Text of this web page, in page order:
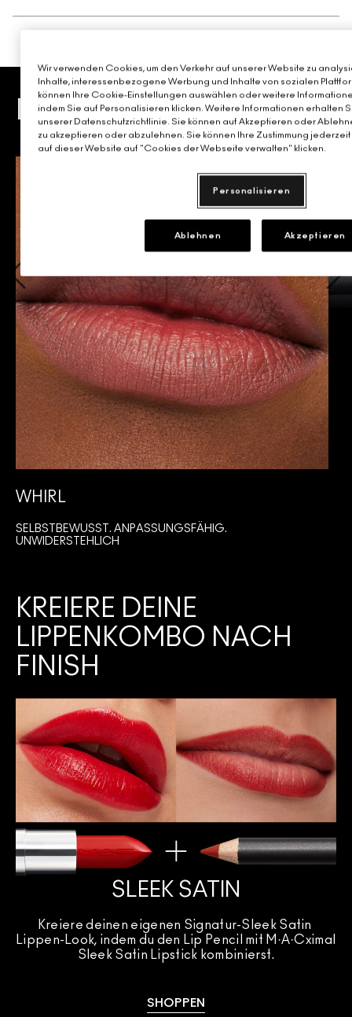
KAUF DIR DIE IKONEN
WHIRL
SELBSTBEWUSST. ANPASSUNGSFÄHIG.
UNWIDERSTEHLICH
KREIERE DEINE
LIPPENKOMBO NACH
FINISH
SLEEK SATIN
Kreiere deinen eigenen Signatur-Sleek Satin
Lippen-Look, indem du den Lip Pencil mit M·A·Cximal
Sleek Satin Lipstick kombinierst.
SHOPPEN
Wir verwenden Cookies, um den Verkehr auf unserer Website zu
Inhalte, interessenbezogene Werbung und Inhalte von sozialen
können Ihre Cookie-Einstellungen auswählen oder weitere
indem Sie auf Personalisieren klicken. Weitere Informationen erhalten
unserer Datenschutzrichtlinie. Sie können auf Akzeptieren oder
zu akzeptieren oder abzulehnen. Sie können Ihre Zustimmung
auf dieser Website auf "Cookies der Webseite verwalten" klicken.
Personalisieren
Ablehnen Akzeptieren